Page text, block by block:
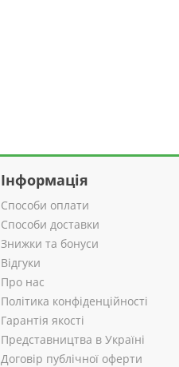
Інформація
Способи оплати
Способи доставки
Знижки та бонуси
Відгуки
Про нас
Політика конфіденційності
Гарантія якості
Представництва в Україні
Договір публічної оферти